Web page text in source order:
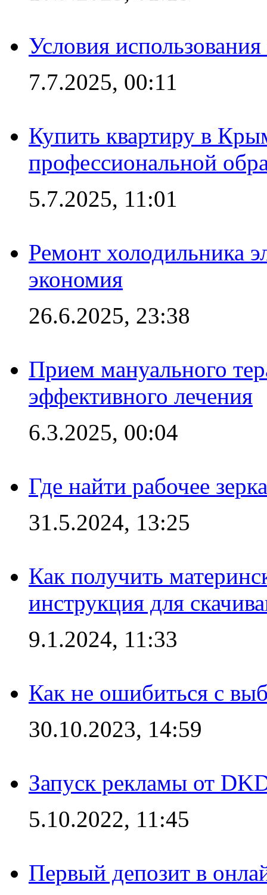
Условия
7.7.2025, 00:11
Купить квартиру в
профессиональной
5.7.2025, 11:01
Ремонт холодильника
экономия
26.6.2025, 23:38
Прием мануального
эффективного лечения
6.3.2025, 00:04
Где найти рабочее
31.5.2024, 13:25
Как получить
инструкция для
9.1.2024, 11:33
Как не ошибиться с
30.10.2023, 14:59
Запуск рекламы от
5.10.2022, 11:45
Первый депозит в